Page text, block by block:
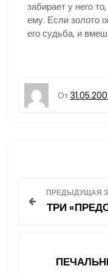
забирает у него
ему. Если золото
его судьба, и
От
ПРЕДЫДУЩАЯ
ТРИ